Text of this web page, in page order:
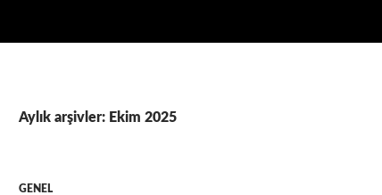
Aylık arşivler: Ekim 2025
GENEL